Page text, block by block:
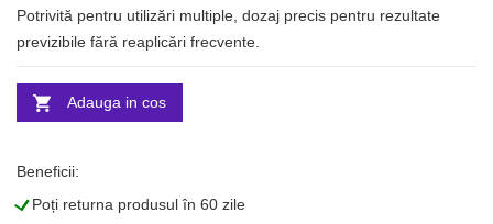
Potrivită pentru utilizări multiple, dozaj precis pentru rezultate
previzibile fără reaplicări frecvente.
Adauga in cos
Beneficii:
LPoți returna produsul în 60 zile